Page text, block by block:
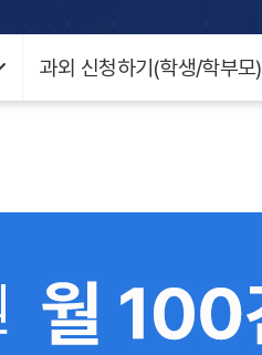
과외 신청하기(학생/학부모)